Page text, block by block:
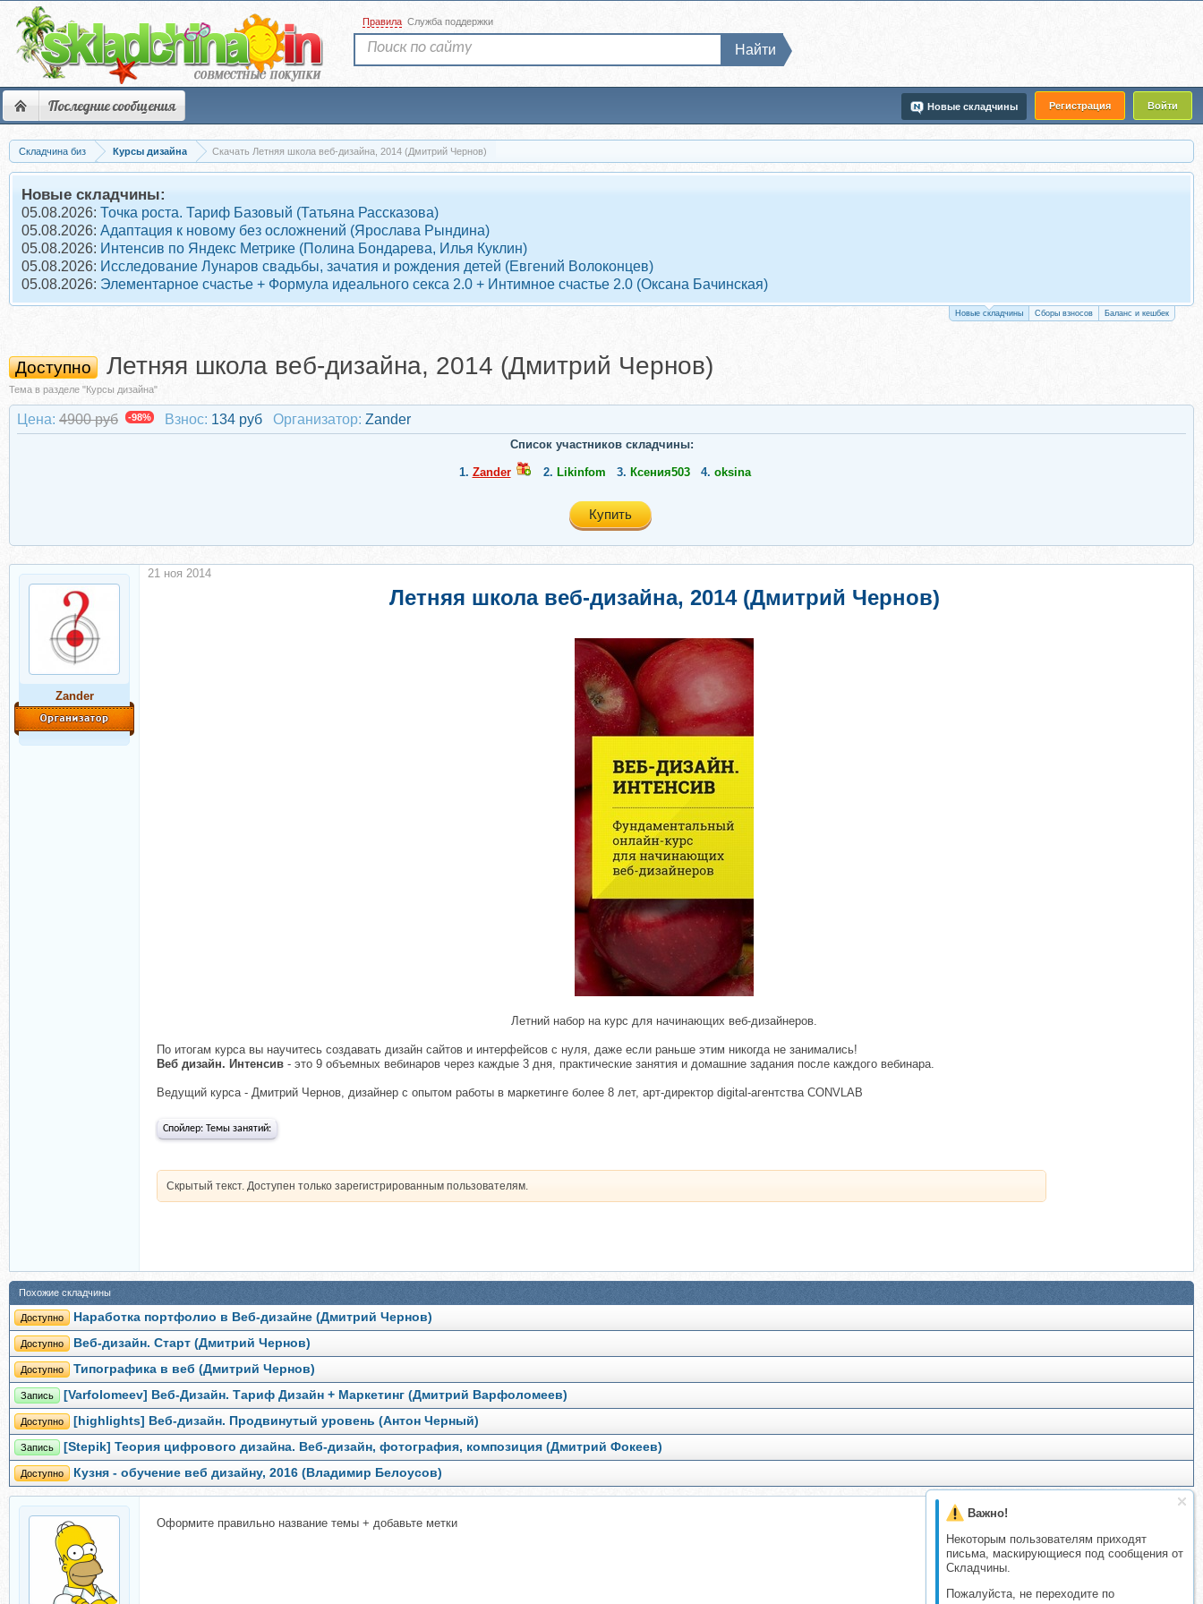
Последние сообщения Регистрация Войти
Новые складчины
Правила Служба поддержки
Найти
Складчина биз Курсы дизайна Скачать Летняя школа веб-дизайна, 2014 (Дмитрий Чернов)
Новые складчины:
05.08.2026: Точка роста. Тариф Базовый (Татьяна Рассказова)
05.08.2026: Адаптация к новому без осложнений (Ярослава Рындина)
05.08.2026: Интенсив по Яндекс Метрике (Полина Бондарева, Илья Куклин)
05.08.2026: Исследование Лунаров свадьбы, зачатия и рождения детей (Евгений Волоконцев)
05.08.2026: Элементарное счастье + Формула идеального секса 2.0 + Интимное счастье 2.0 (Оксана Бачинская)
Новые складчины Сборы взносов Баланс и кешбек
Важно!
Некоторым пользователям приходят
письма, маскирующиеся под сообщения от
Складчины.
Пожалуйста, не переходите по
Доступно Летняя школа веб-дизайна, 2014 (Дмитрий Чернов)
Тема в разделе "Курсы дизайна"
Цена: 4900 руб -98% Взнос: 134 руб Организатор: Zander
Список участников складчины:
1. Zander 2. Likinfom 3. Ксения503 4. oksina
Купить
Zander
Летняя школа веб-дизайна, 2014 (Дмитрий Чернов)
Летний набор на курс для начинающих веб-дизайнеров.
По итогам курса вы научитесь создавать дизайн сайтов и интерфейсов с нуля, даже если раньше этим никогда не занимались!
Веб дизайн. Интенсив - это 9 объемных вебинаров через каждые 3 дня, практические занятия и домашние задания после каждого вебинара.
Ведущий курса - Дмитрий Чернов, дизайнер с опытом работы в маркетинге более 8 лет, арт-директор digital-агентства CONVLAB
Спойлер: Темы занятий:
Скрытый текст. Доступен только зарегистрированным пользователям.
21 ноя 2014
Похожие складчины
Доступно Наработка портфолио в Веб-дизайне (Дмитрий Чернов)
Доступно Веб-дизайн. Старт (Дмитрий Чернов)
Доступно Типографика в веб (Дмитрий Чернов)
Запись [Varfolomeev] Веб-Дизайн. Тариф Дизайн + Маркетинг (Дмитрий Варфоломеев)
Доступно [highlights] Веб-дизайн. Продвинутый уровень (Антон Черный)
Запись [Stepik] Теория цифрового дизайна. Веб-дизайн, фотография, композиция (Дмитрий Фокеев)
Доступно Кузня - обучение веб дизайну, 2016 (Владимир Белоусов)
Оформите правильно название темы + добавьте метки